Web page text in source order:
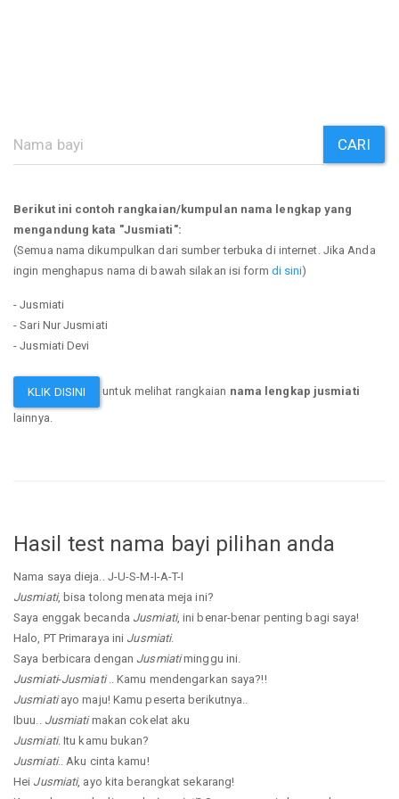
CARI
Berikut ini contoh rangkaian/kumpulan nama lengkap yang
mengandung kata "Jusmiati":
(Semua nama dikumpulkan dari sumber terbuka di internet. Jika Anda
ingin menghapus nama di bawah silakan isi form di sini)
- Jusmiati
- Sari Nur Jusmiati
- Jusmiati Devi
KLIK DISINI untuk melihat rangkaian nama lengkap jusmiati
lainnya.
Hasil test nama bayi pilihan anda
Nama saya dieja.. J-U-S-M-I-A-T-I
Jusmiati, bisa tolong menata meja ini?
Saya enggak becanda Jusmiati, ini benar-benar penting bagi saya!
Halo, PT Primaraya ini Jusmiati.
Saya berbicara dengan Jusmiatiminggu ini.
Jusmiati-Jusmiati.. Kamu mendengarkan saya?!!
Jusmiatiayo maju! Kamu peserta berikutnya..
Ibuu.. Jusmiatimakan cokelat aku
Jusmiati. Itu kamu bukan?
Jusmiati.. Aku cinta kamu!
Hei Jusmiati, ayo kita berangkat sekarang!